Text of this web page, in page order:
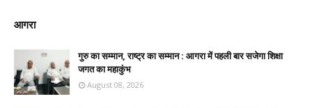
आगरा
गुरु का सम्मान, राष्ट्र का सम्मान : आगरा में पहली बार सजेगा शिक्षा
जगत का महाकुंभ
August 08, 2026